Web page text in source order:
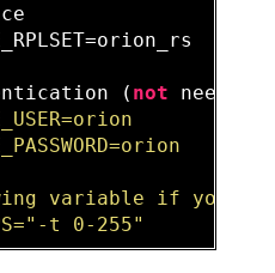
( not needed
variable if you